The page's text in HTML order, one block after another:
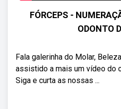
FÓRCEPS -
ODONTO
Fala galerinha do Molar,
assistido a mais um vídeo do
Siga e curta as nossas ...